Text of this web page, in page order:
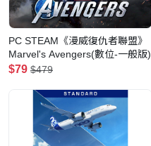
PC STEAM《漫威復仇者聯盟》
Marvel's Avengers(數位-一般版)
$79 $479